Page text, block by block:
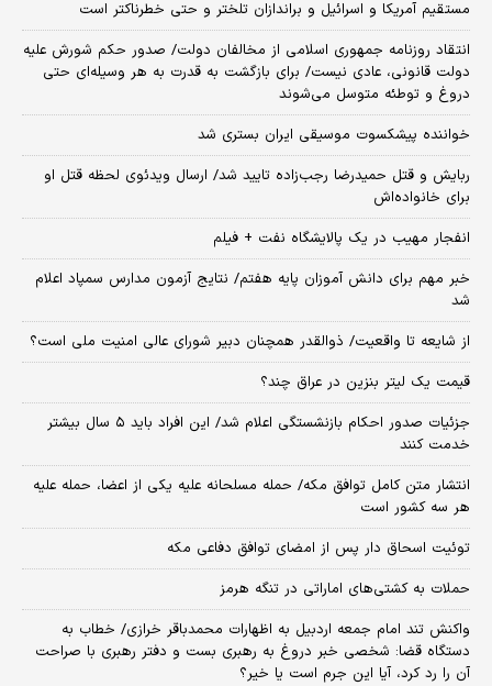
مستقیم آمریکا و اسرائیل و براندازان تلختر و حتی خطرناکتر است
انتقاد روزنامه جمهوری اسلامی از مخالفان دولت/ صدور حکم شورش علیه
دولت قانونی، عادی نیست/ برای بازگشت به قدرت به هر وسیله‌ای حتی
دروغ و توطئه متوسل می‌شوند
خواننده پیشکسوت موسیقی ایران بستری شد
ربایش و قتل حمیدرضا رجب‌زاده تایید شد/ ارسال ویدئوی لحظه قتل او
برای خانواده‌اش
انفجار مهیب در یک پالایشگاه نفت + فیلم
خبر مهم برای دانش آموزان پایه هفتم/ نتایج آزمون مدارس سمپاد اعلام
شد
از شایعه تا واقعیت/ ذوالقدر همچنان دبیر شورای ‌عالی امنیت ملی است؟
قیمت یک لیتر بنزین در عراق چند؟
جزئیات صدور احکام بازنشستگی اعلام شد/ این افراد باید ۵ سال بیشتر
خدمت کنند
انتشار متن کامل توافق مکه/ حمله مسلحانه علیه یکی از اعضا، حمله علیه
هر سه کشور است
توئیت اسحاق دار پس از امضای توافق دفاعی مکه
حملات به کشتی‌های اماراتی در تنگه هرمز
واکنش تند امام جمعه اردبیل به اظهارات محمدباقر خرازی/ خطاب به
دستگاه قضا: شخصی خبر دروغ به رهبری بست و دفتر رهبری با صراحت
آن را رد کرد، آیا این جرم است یا خیر؟